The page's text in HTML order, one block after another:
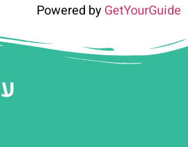
Powered byGetYourGuide